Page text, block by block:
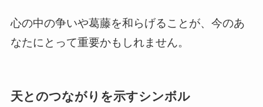
心の中の争いや葛藤を和らげることが、今のあ
なたにとって重要かもしれません。
天とのつながりを示すシンボル